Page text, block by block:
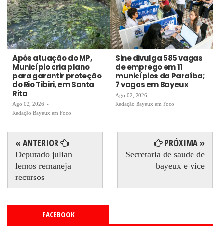
Após atuação do MP,
Município cria plano
para garantir proteção
do Rio Tibiri, em Santa
Rita
Ago 02, 2026 -
Redação Bayeux em Foco
Sine divulga 585 vagas
de emprego em 11
municípios da Paraíba;
7 vagas em Bayeux
Ago 02, 2026 -
Redação Bayeux em Foco
« ANTERIOR
Deputado julian
lemos remaneja
recursos
PRÓXIMA »
Secretaria de saude de
bayeux e vice
FACEBOOK